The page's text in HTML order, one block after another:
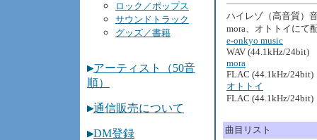
ロック／ポップス
サウンドトラック
グッズ／書籍
アーティスト（50音
順）
通信販売について
DM登録
ハイレゾ（高音質）
mora、オトトイにて
e-onkyo music
WAV (44.1kHz/24bit)
mora
FLAC (44.1kHz/24bit)
オトトイ
FLAC (44.1kHz/24bit)
曲目リスト